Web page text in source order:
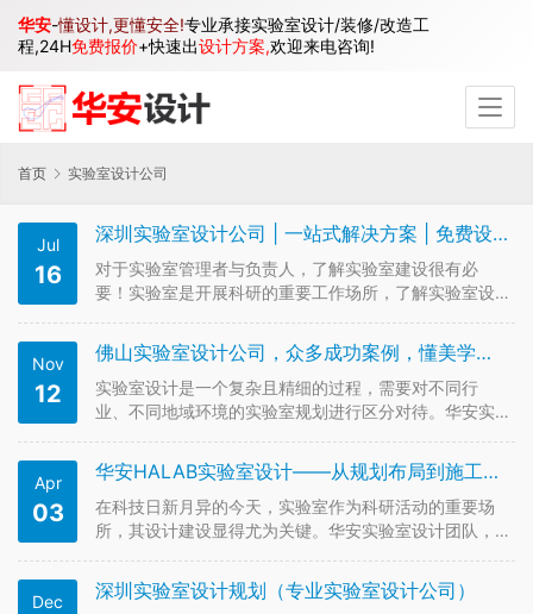
首页 实验室设计公司
Jul
16
深圳实验室设计公司 | 一站式解决方案 | 免费设计咨询
对于实验室管理者与负责人，了解实验室建设很有必
要！实验室是开展科研的重要工作场所，了解实验室设
全，保障实验在安全的前提下有效开展。毕竟“专业的使
用+专业的设计者+专业的建设者=现代化实验室”，缺一
不可以！ 华安-懂设计，更懂安…
Nov
12
佛山实验室设计公司，众多成功案例，懂美学更懂科研安全
实验室设计是一个复杂且精细的过程，需要对不同行
业、不同地域环境的实验室规划进行区分对待。华安实
能在实验室的设计初期即提出良好的规划和完善的构
思。包括实验室可行性研究、规划设计、方案设计、初
步设计、施工图设计等各方面咨询设计服…
Apr
03
华安HALAB实验室设计——从规划布局到施工一应俱全！
在科技日新月异的今天，实验室作为科研活动的重要场
所，其设计建设显得尤为关键。华安实验室设计团队，
保实验室的安全、高效、环保和舒适。本文将从规划设
计、设备配置、施工安装以及验收阶段，详细介绍华安
Dec 深圳实验室设计规划（专业实验室设计公司）
华安-懂设计,更懂安全!专业承接实验室设计/装修/改造工
程,24H免费报价+快速出设计方案,欢迎来电咨询!